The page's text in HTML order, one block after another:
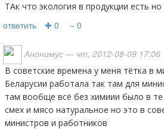
ТАк что экология в продукции есть
ответить ✚ 0 − 0
Анонимус — чт, 2012-08-09 17:06
В советские времена у меня тётка в министерстве в
Беларусии работала так там для
там вообще всё без химиии было в
смех и мясо натуральное но это в
министров и работников